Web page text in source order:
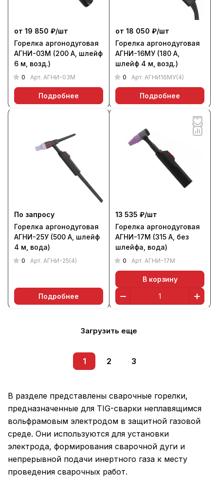
от 19 850 ₽/шт
Горелка аргонодуговая
АГНИ-03М (200 А, шлейф
6 м, возд.)
0 Арт. АГНИ-03М
Подробнее
от 18 050 ₽/шт
Горелка аргонодуговая
АГНИ-16МУ (180 А,
шлейф 4 м, возд.)
0 Арт. АГНИ16МУ(4)
Подробнее
По запросу
Горелка аргонодуговая
АГНИ-25У (500 А, шлейф
4 м, вода)
0 Арт. АГНИ-25(4)
Подробнее
13 535 ₽/шт
Горелка аргонодуговая
АГНИ-17М (315 А, без
шлейфа, вода)
0 Арт. АГНИ-17М
В корзину
Загрузить еще
1 2 3
В разделе представлены сварочные горелки,
предназначенные для TIG-сварки неплавящимся
вольфрамовым электродом в защитной газовой
среде. Они используются для установки
электрода, формирования сварочной дуги и
непрерывной подачи инертного газа к месту
проведения сварочных работ.